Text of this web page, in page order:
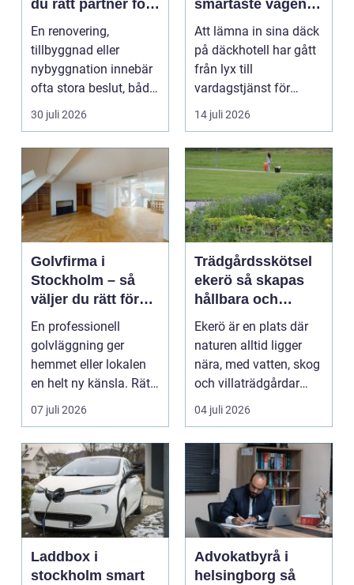
du rätt partner för
ditt projekt
En renovering,
tillbyggnad eller
nybyggnation innebär
ofta stora beslut, både
ekonomiskt ...
30 juli 2026
smartaste vägen
till säkra hjulskift
Att lämna in sina däck
på däckhotell har gått
från lyx till
vardagstjänst för
många bilägare. I
14 juli 2026
Golvfirma i
Stockholm – så
väljer du rätt för
ett hållbart golv
En professionell
golvläggning ger
hemmet eller lokalen
en helt ny känsla. Rätt
materi...
07 juli 2026
Trädgårdsskötsel
ekerö så skapas
hållbara och
vackra utemiljöer
året runt
Ekerö är en plats där
naturen alltid ligger
nära, med vatten, skog
och villaträdgårdar
som ramar in ...
04 juli 2026
Laddbox i
stockholm smart
Advokatbyrå i
helsingborg så